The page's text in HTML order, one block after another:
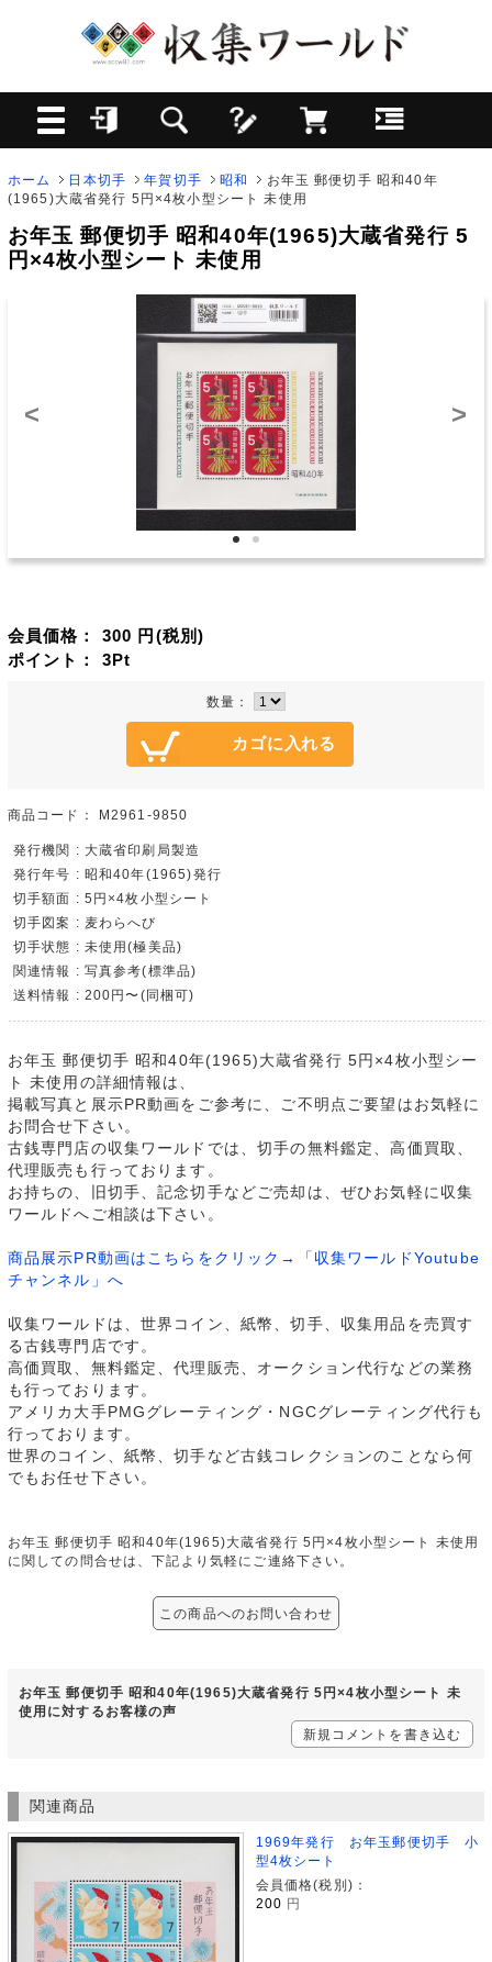
ホーム 日本切手 年賀切手 昭和
お年玉 郵便切手 昭和40年
(1965)大蔵省発行 5円×4枚小型シート 未使用
お年玉 郵便切手 昭和40年(1965)大蔵省発行 5
円×4枚小型シート 未使用
< >
会員価格： 300 円(税別)
ポイント： 3Pt
数量：
商品コード： M2961-9850
発行機関 : 大蔵省印刷局製造
発行年号 : 昭和40年(1965)発行
切手額面 : 5円×4枚小型シート
切手図案 : 麦わらへび
切手状態 : 未使用(極美品)
関連情報 : 写真参考(標準品)
送料情報 : 200円〜(同梱可)
お年玉 郵便切手 昭和40年(1965)大蔵省発行 5円×4枚小型シー
ト 未使用の詳細情報は、
掲載写真と展示PR動画をご参考に、ご不明点ご要望はお気軽に
お問合せ下さい。
古銭専門店の収集ワールドでは、切手の無料鑑定、高価買取、
代理販売も行っております。
お持ちの、旧切手、記念切手などご売却は、ぜひお気軽に収集
ワールドへご相談は下さい。
商品展示PR動画はこちらをクリック→「収集ワールドYoutube
チャンネル」へ
収集ワールドは、世界コイン、紙幣、切手、収集用品を売買す
る古銭専門店です。
高価買取、無料鑑定、代理販売、オークション代行などの業務
も行っております。
アメリカ大手PMGグレーティング・NGCグレーティング代行も
行っております。
世界のコイン、紙幣、切手など古銭コレクションのことなら何
でもお任せ下さい。
お年玉 郵便切手 昭和40年(1965)大蔵省発行 5円×4枚小型シート 未使用
に関しての問合せは、下記より気軽にご連絡下さい。
この商品へのお問い合わせ
お年玉 郵便切手 昭和40年(1965)大蔵省発行 5円×4枚小型シート 未
使用に対するお客様の声
新規コメントを書き込む
関連商品
1969年発行 お年玉郵便切手 小
型4枚シート
会員価格(税別)：
200 円